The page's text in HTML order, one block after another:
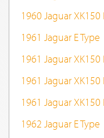
1960 Jaguar
1961 Jaguar E Type
1961 Jaguar
1961 Jaguar
1961 Jaguar
1962 Jaguar E Type